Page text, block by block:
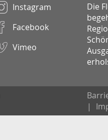
Instagram
Facebook
Vimeo
Die
|